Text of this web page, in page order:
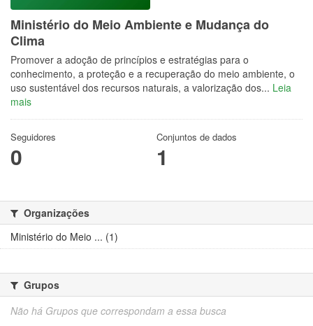
Ministério do Meio Ambiente e Mudança do
Clima
Promover a adoção de princípios e estratégias para o
conhecimento, a proteção e a recuperação do meio ambiente, o
uso sustentável dos recursos naturais, a valorização dos... Leia
mais
Seguidores
0
Conjuntos de dados
1
Organizações
Ministério do Meio ... (1)
Grupos
Não há Grupos que correspondam a essa busca